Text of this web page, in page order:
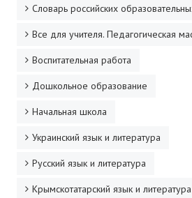
Словарь российских
Все для учителя. Педагогическая
Воспитательная работа
Дошкольное образование
Начальная школа
Украинский язык и литература
Русский язык и литература
Крымскотатарский язык и литература